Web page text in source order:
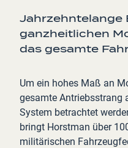
Jahrzehntelange
ganzheitlichen
das gesamte
Um ein hohes Maß an
gesamte Antriebsstrang
System betrachtet
bringt Horstman über
militärischen